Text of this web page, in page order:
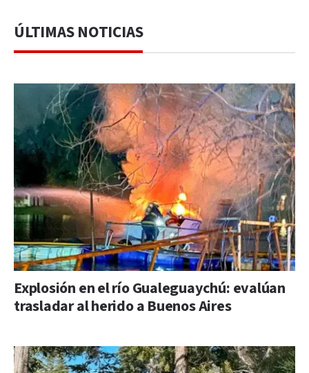
ÚLTIMAS NOTICIAS
Explosión en el río Gualeguaychú: evalúan
trasladar al herido a Buenos Aires